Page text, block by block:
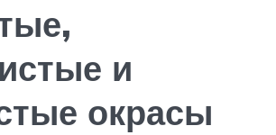
и
окрасы